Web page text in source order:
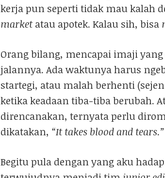
kerja pun seperti tidak mau kalah
marketatau apotek. Kalau sih, bisa
Orang bilang, mencapai imaji
jalannya. Ada waktunya harus
startegi, atau malah berhenti
ketika keadaan tiba-tiba berubah.
direncanakan, ternyata perlu
dikatakan, “It takes blood and tears.”
Begitu pula dengan yang aku